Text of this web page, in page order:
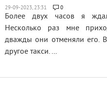
0
Более двух часов я
Несколько раз мне
дважды они отменяли его.
другое такси. ...